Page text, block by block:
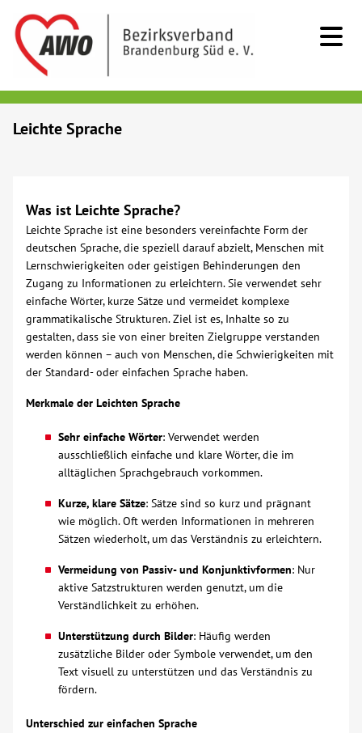
Menschen mit Behinderung
Beratung & Hilfe
Begegnung
Bildung
Veranstaltungen
Spenden
Mitmachen
Karriere
Glossar
Leichte Sprache
Was ist Leichte Sprache?
Leichte Sprache ist eine besonders vereinfachte Form der
deutschen Sprache, die speziell darauf abzielt, Menschen mit
Lernschwierigkeiten oder geistigen Behinderungen den
Zugang zu Informationen zu erleichtern. Sie verwendet sehr
einfache Wörter, kurze Sätze und vermeidet komplexe
grammatikalische Strukturen. Ziel ist es, Inhalte so zu
gestalten, dass sie von einer breiten Zielgruppe verstanden
werden können – auch von Menschen, die Schwierigkeiten mit
der Standard- oder einfachen Sprache haben.
Merkmale der Leichten Sprache
Sehr einfache Wörter: Verwendet werden
ausschließlich einfache und klare Wörter, die im
alltäglichen Sprachgebrauch vorkommen.
Kurze, klare Sätze: Sätze sind so kurz und prägnant
wie möglich. Oft werden Informationen in mehreren
Sätzen wiederholt, um das Verständnis zu erleichtern.
Vermeidung von Passiv- und Konjunktivformen: Nur
aktive Satzstrukturen werden genutzt, um die
Verständlichkeit zu erhöhen.
Unterstützung durch Bilder: Häufig werden
zusätzliche Bilder oder Symbole verwendet, um den
Text visuell zu unterstützen und das Verständnis zu
fördern.
Unterschied zur einfachen Sprache